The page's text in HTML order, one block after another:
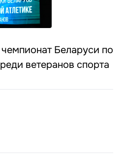
Беларуси по
ветеранов спорта